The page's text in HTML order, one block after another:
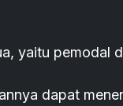
yaitu pemodal
dapat